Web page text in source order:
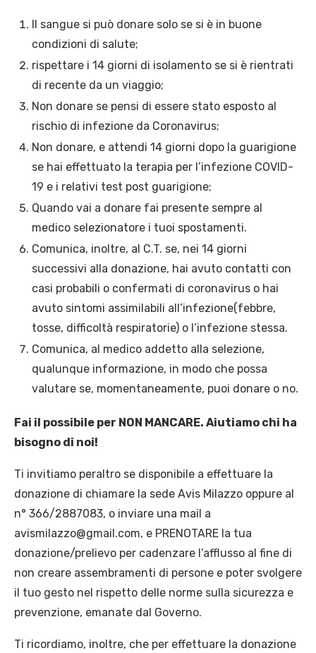
Il sangue si può donare solo se si è in buone
condizioni di salute;
rispettare i 14 giorni di isolamento se si è rientrati
di recente da un viaggio;
Non donare se pensi di essere stato esposto al
rischio di infezione da Coronavirus;
Non donare, e attendi 14 giorni dopo la guarigione
se hai effettuato la terapia per l’infezione COVID-
19 e i relativi test post guarigione;
Quando vai a donare fai presente sempre al
medico selezionatore i tuoi spostamenti.
Comunica, inoltre, al C.T. se, nei 14 giorni
successivi alla donazione, hai avuto contatti con
casi probabili o confermati di coronavirus o hai
avuto sintomi assimilabili all’infezione(febbre,
tosse, difficoltà respiratorie) o l’infezione stessa.
Comunica, al medico addetto alla selezione,
qualunque informazione, in modo che possa
valutare se, momentaneamente, puoi donare o no.
Fai il possibile per NON MANCARE. Aiutiamo chi ha
bisogno di noi!
Ti invitiamo peraltro se disponibile a effettuare la
donazione di chiamare la sede Avis Milazzo oppure al
n° 366/2887083, o inviare una mail a
avismilazzo@gmail.com, e PRENOTARE la tua
donazione/prelievo per cadenzare l’afflusso al fine di
non creare assembramenti di persone e poter svolgere
il tuo gesto nel rispetto delle norme sulla sicurezza e
prevenzione, emanate dal Governo.
Ti ricordiamo, inoltre, che per effettuare la donazione